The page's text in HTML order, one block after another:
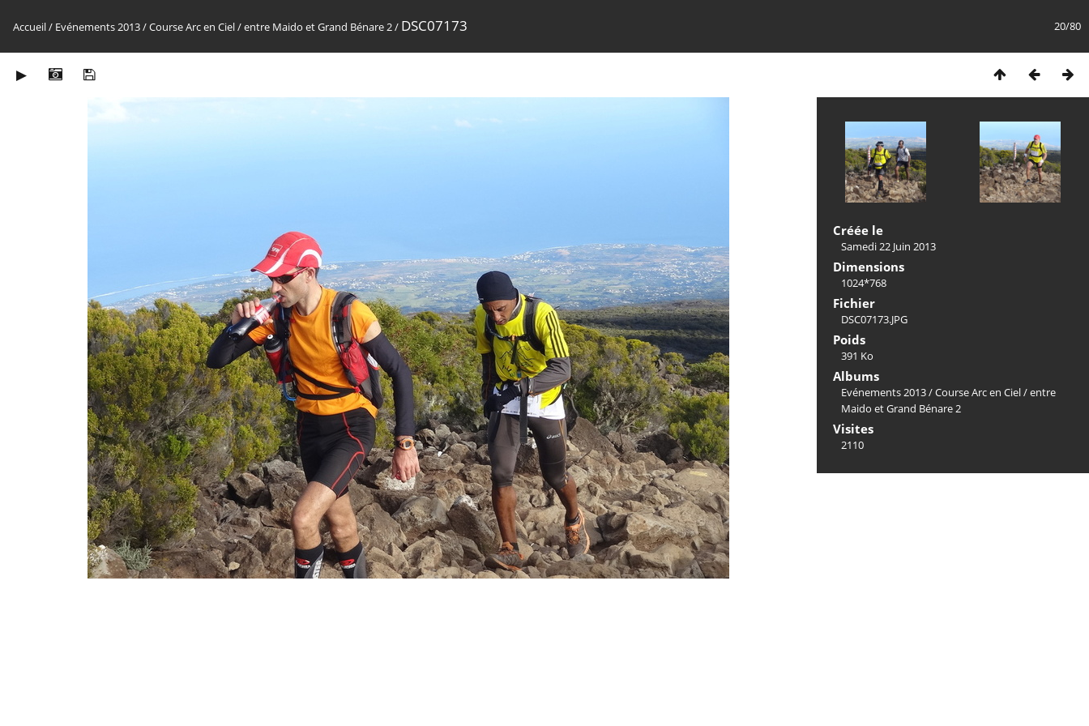
20/80
Accueil/ Evénements 2013/Course Arc en Ciel/entre Maido et Grand Bénare 2/ DSC07173
Créée le
Samedi 22 Juin 2013
Dimensions
1024*768
Fichier
DSC07173.JPG
Poids
391 Ko
Albums
Evénements 2013/Course Arc en Ciel/entre
Maido et Grand Bénare 2
Visites
2110